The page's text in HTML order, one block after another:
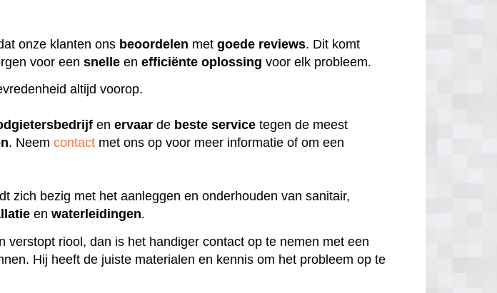
onze klanten ons beoordelen metgoede reviews. Dit komt
voor eensnelle enefficiënte oplossing voor elk probleem.
altijd voorop.
enervaar de beste service tegen de meest
. Neemcontact met ons op voor meer informatie of om een
zich bezig met het aanleggen en onderhouden van sanitair,
enwaterleidingen.
verstopt riool, dan is het handiger contact op te nemen met een
Hij heeft de juiste materialen en kennis om het probleem op te